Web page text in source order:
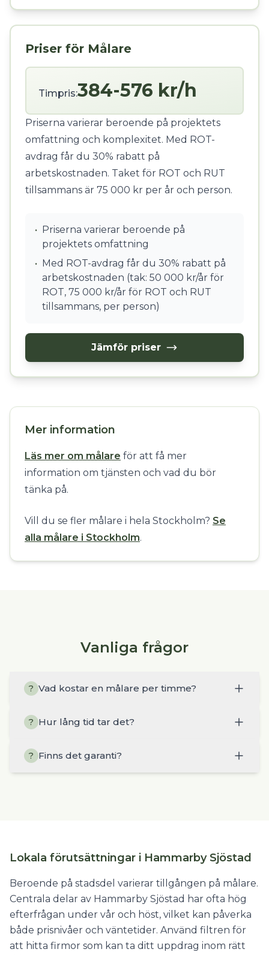
Priser för Målare
Timpris:384-576 kr/h
Priserna varierar beroende på projektets
omfattning och komplexitet. Med ROT-
avdrag får du 30% rabatt på
arbetskostnaden. Taket för ROT och RUT
tillsammans är 75 000 kr per år och person.
• Priserna varierar beroende på
projektets omfattning
• Med ROT-avdrag får du 30% rabatt på
arbetskostnaden (tak: 50 000 kr/år för
ROT, 75 000 kr/år för ROT och RUT
tillsammans, per person)
Jämför priser
Mer information
Läs mer om målare för att få mer
information om tjänsten och vad du bör
tänka på.
Vill du se fler målare i hela Stockholm? Se
alla målare i Stockholm.
Vanliga frågor
? Vad kostar en målare per timme?
? Hur lång tid tar det?
? Finns det garanti?
Lokala förutsättningar i Hammarby Sjöstad
Beroende på stadsdel varierar tillgången på målare.
Centrala delar av Hammarby Sjöstad har ofta hög
efterfrågan under vår och höst, vilket kan påverka
både prisnivåer och väntetider. Använd filtren för
att hitta firmor som kan ta ditt uppdrag inom rätt